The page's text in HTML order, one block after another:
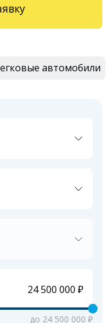
автомобили
до 24 500 000 ₽